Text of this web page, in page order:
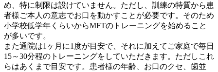
め、特に制限は設けていません。ただし、訓練の特質から患
者様ご本人の意志でお口を動かすことが必要です。そのため
小学校低学年くらいからMFTのトレーニングを始めること
が多いです。
また通院は1ヶ月に1度が目安で、それに加えてご家庭で毎日
15～30分程のトレーニングをしていただきます。ただしこれ
らはあくまで目安です。患者様の年齢、お口のクセ、歯並